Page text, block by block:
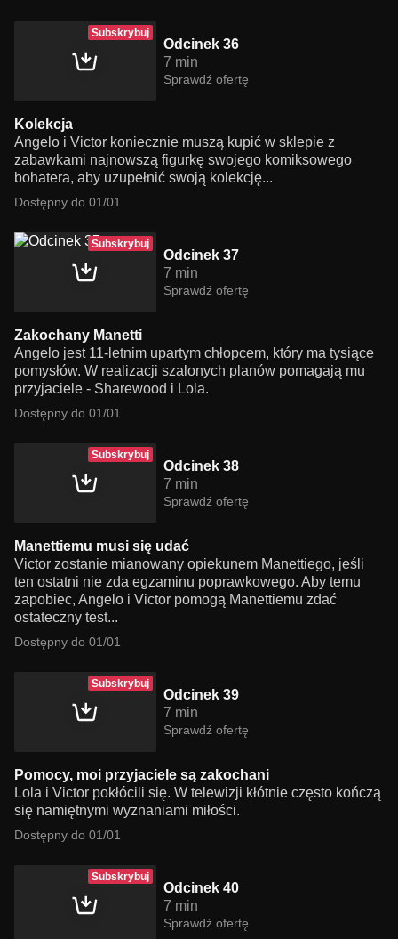
Subskrybuj
Odcinek 36
7 min
Sprawdź ofertę
Kolekcja
Angelo i Victor koniecznie muszą kupić w sklepie z
zabawkami najnowszą figurkę swojego komiksowego
bohatera, aby uzupełnić swoją kolekcję...
Dostępny do 01/01
Subskrybuj
Odcinek 37
7 min
Sprawdź ofertę
Zakochany Manetti
Angelo jest 11-letnim upartym chłopcem, który ma tysiące
pomysłów. W realizacji szalonych planów pomagają mu
przyjaciele - Sharewood i Lola.
Dostępny do 01/01
Subskrybuj
Odcinek 38
7 min
Sprawdź ofertę
Manettiemu musi się udać
Victor zostanie mianowany opiekunem Manettiego, jeśli
ten ostatni nie zda egzaminu poprawkowego. Aby temu
zapobiec, Angelo i Victor pomogą Manettiemu zdać
ostateczny test...
Dostępny do 01/01
Subskrybuj
Odcinek 39
7 min
Sprawdź ofertę
Pomocy, moi przyjaciele są zakochani
Lola i Victor pokłócili się. W telewizji kłótnie często kończą
się namiętnymi wyznaniami miłości.
Dostępny do 01/01
Subskrybuj
Odcinek 40
7 min
Sprawdź ofertę